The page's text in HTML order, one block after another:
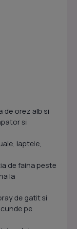
de orez alb si
si
laptele,
de faina peste
la
de gatit si
pe